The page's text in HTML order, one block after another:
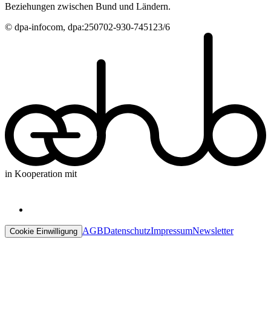
Beziehungen zwischen Bund und Ländern.
© dpa-infocom, dpa:250702-930-745123/6
in Kooperation mit
Cookie Einwilligung AGBDatenschutzImpressumNewsletter